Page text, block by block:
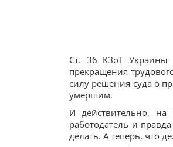
Ст. 36 КЗоТ Украины
прекращения
силу решения суда о
умершим.
И действительно, на
работодатель и
делать. А теперь, что